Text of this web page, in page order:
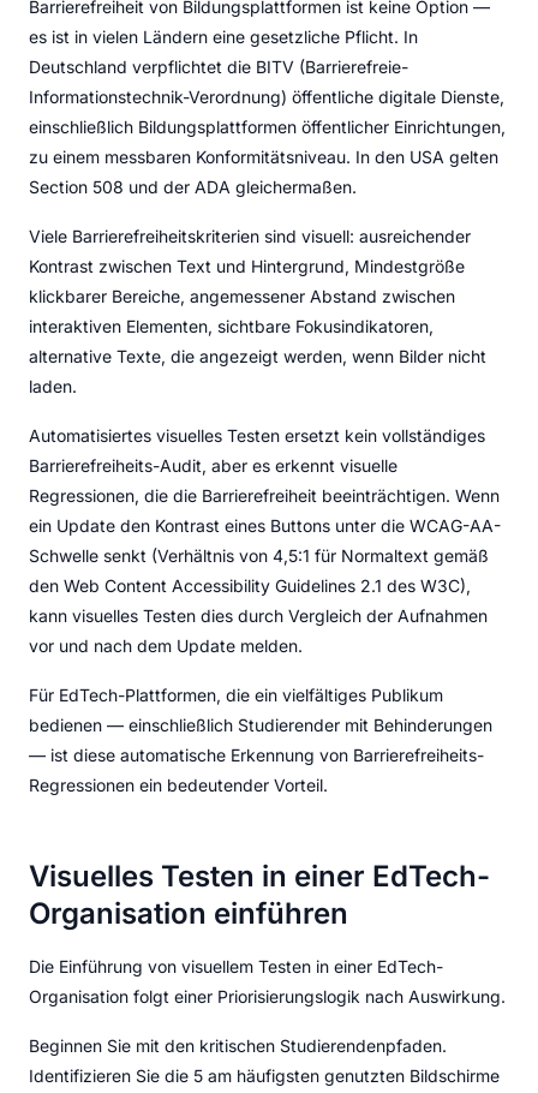
Barrierefreiheit von Bildungsplattformen ist keine Option —
es ist in vielen Ländern eine gesetzliche Pflicht. In
Deutschland verpflichtet die BITV (Barrierefreie-
Informationstechnik-Verordnung) öffentliche digitale Dienste,
einschließlich Bildungsplattformen öffentlicher Einrichtungen,
zu einem messbaren Konformitätsniveau. In den USA gelten
Section 508 und der ADA gleichermaßen.
Viele Barrierefreiheitskriterien sind visuell: ausreichender
Kontrast zwischen Text und Hintergrund, Mindestgröße
klickbarer Bereiche, angemessener Abstand zwischen
interaktiven Elementen, sichtbare Fokusindikatoren,
alternative Texte, die angezeigt werden, wenn Bilder nicht
laden.
Automatisiertes visuelles Testen ersetzt kein vollständiges
Barrierefreiheits-Audit, aber es erkennt visuelle
Regressionen, die die Barrierefreiheit beeinträchtigen. Wenn
ein Update den Kontrast eines Buttons unter die WCAG-AA-
Schwelle senkt (Verhältnis von 4,5:1 für Normaltext gemäß
den Web Content Accessibility Guidelines 2.1 des W3C),
kann visuelles Testen dies durch Vergleich der Aufnahmen
vor und nach dem Update melden.
Für EdTech-Plattformen, die ein vielfältiges Publikum
bedienen — einschließlich Studierender mit Behinderungen
— ist diese automatische Erkennung von Barrierefreiheits-
Regressionen ein bedeutender Vorteil.
Visuelles Testen in einer EdTech-
Organisation einführen
Die Einführung von visuellem Testen in einer EdTech-
Organisation folgt einer Priorisierungslogik nach Auswirkung.
Beginnen Sie mit den kritischen Studierendenpfaden.
Identifizieren Sie die 5 am häufigsten genutzten Bildschirme